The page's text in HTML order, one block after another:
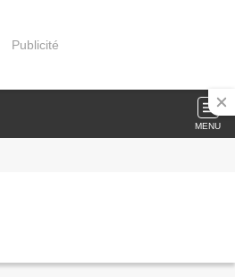
Publicité
MENU